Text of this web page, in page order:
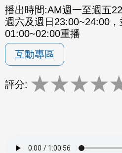
播出時間:AM週一至週五
週六及週日23:00~24:00
01:00~02:00重播
互動專區
評分: ★★★★